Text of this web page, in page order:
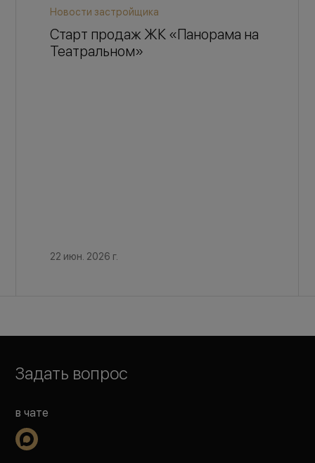
Новости застройщика
Старт продаж ЖК «Панорама на
Театральном»
22 июн. 2026 г.
Задать вопрос
в чате